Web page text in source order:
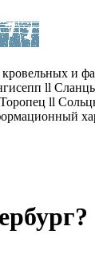
и
ll
ll
?